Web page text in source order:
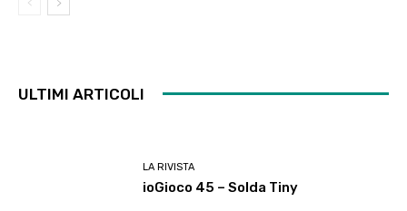
ULTIMI ARTICOLI
LA RIVISTA
ioGioco 45 – Solda Tiny